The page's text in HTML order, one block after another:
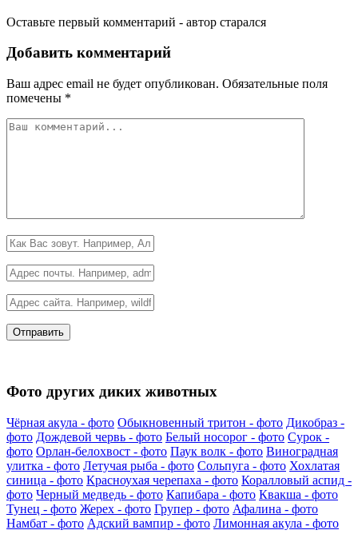
Оставьте первый комментарий - автор старался
Добавить комментарий
Ваш адрес email не будет опубликован. Обязательные поля
помечены *
Фото других диких животных
Чёрная акула - фото Обыкновенный тритон - фото Дикобраз -
фото Дождевой червь - фото Белый носорог - фото Сурок -
фото Орлан-белохвост - фото Паук волк - фото Виноградная
улитка - фото Летучая рыба - фото Сольпуга - фото Хохлатая
синица - фото Красноухая черепаха - фото Коралловый аспид -
фото Черный медведь - фото Капибара - фото Квакша - фото
Тунец - фото Жерех - фото Групер - фото Афалина - фото
Намбат - фото Адский вампир - фото Лимонная акула - фото